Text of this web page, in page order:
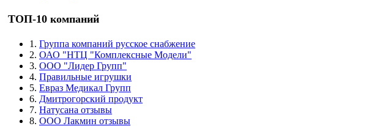
ТОП-10 компаний
1. Группа компаний русское снабжение
2. ОАО "НТЦ "Комплексные Модели"
3. ООО "Лидер Групп"
4. Правильные игрушки
5. Евраз Медикал Групп
6. Дмитрогорский продукт
7. Натусана отзывы
8. ООО Лакмин отзывы